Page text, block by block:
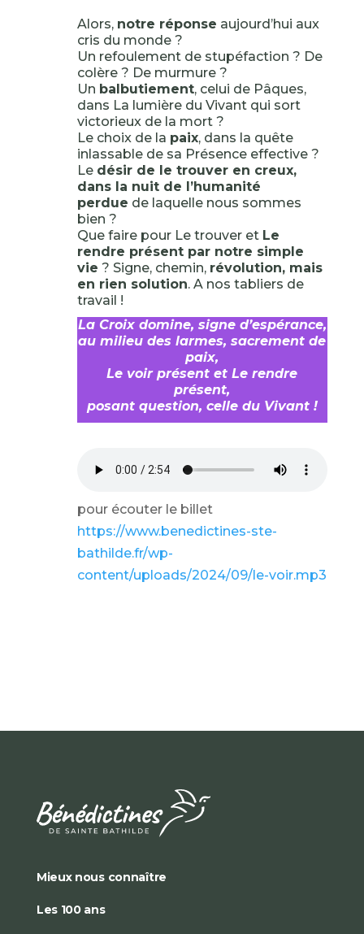
Alors, notre réponse aujourd’hui aux
cris du monde ?
Un refoulement de stupéfaction ? De
colère ? De murmure ?
Un balbutiement, celui de Pâques,
dans La lumière du Vivant qui sort
victorieux de la mort ?
Le choix de la paix, dans la quête
inlassable de sa Présence effective ?
Le désir de le trouver en creux,
dans la nuit de l’humanité
perdue de laquelle nous sommes
bien ?
Que faire pour Le trouver et Le
rendre présent par notre simple
vie ? Signe, chemin, révolution, mais
en rien solution. A nos tabliers de
travail !
La Croix domine, signe d’espérance,
au milieu des larmes, sacrement de
paix,
Le voir présent et Le rendre
présent,
posant question, celle du Vivant !
pour écouter le billet
https://www.benedictines-ste-
bathilde.fr/wp-
content/uploads/2024/09/le-voir.mp3
Mieux nous connaître
Les 100 ans